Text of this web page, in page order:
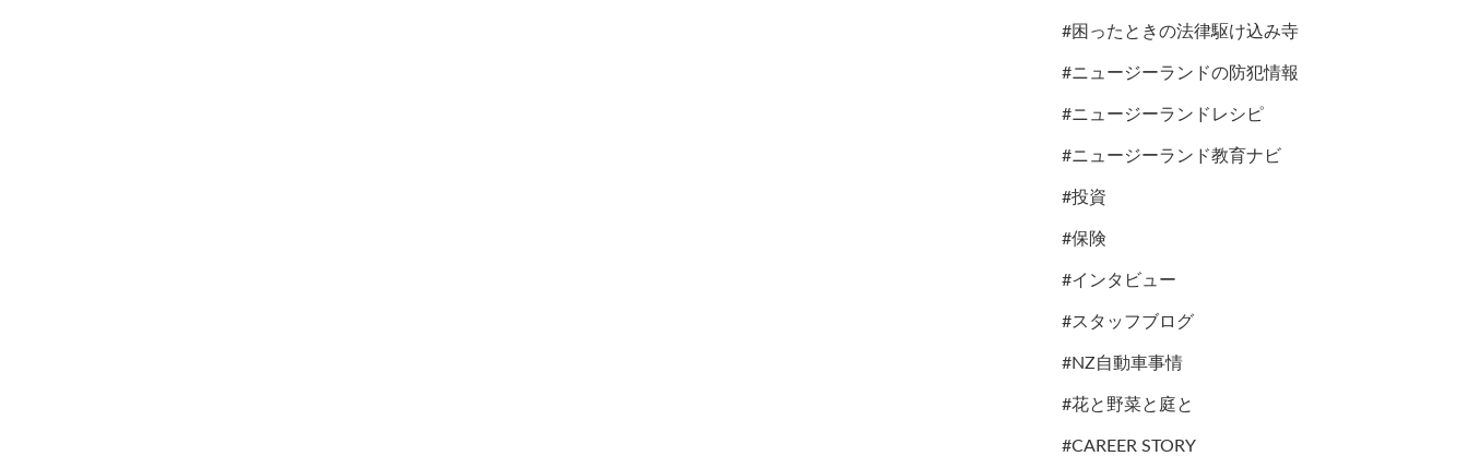
#困ったときの法律駆け込み寺
#ニュージーランドの防犯情報
#ニュージーランドレシピ
#ニュージーランド教育ナビ
#投資
#保険
#インタビュー
#スタッフブログ
#NZ自動車事情
#花と野菜と庭と
#CAREER STORY